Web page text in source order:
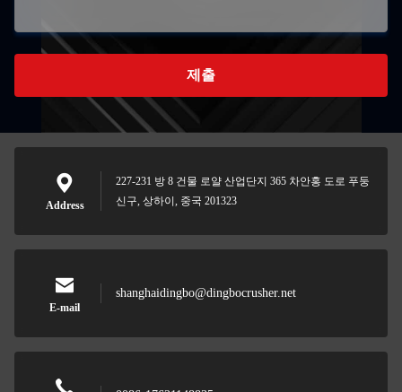
제출
Address
227-231 방 8 건물 로얄 산업단지 365 차안홍 도로 푸둥
신구, 상하이, 중국 201323
E-mail
shanghaidingbo@dingbocrusher.net